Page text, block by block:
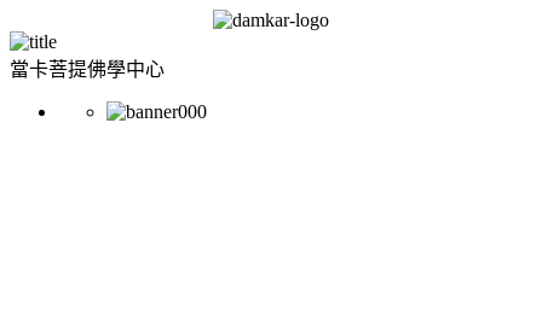
當卡菩提佛學中心